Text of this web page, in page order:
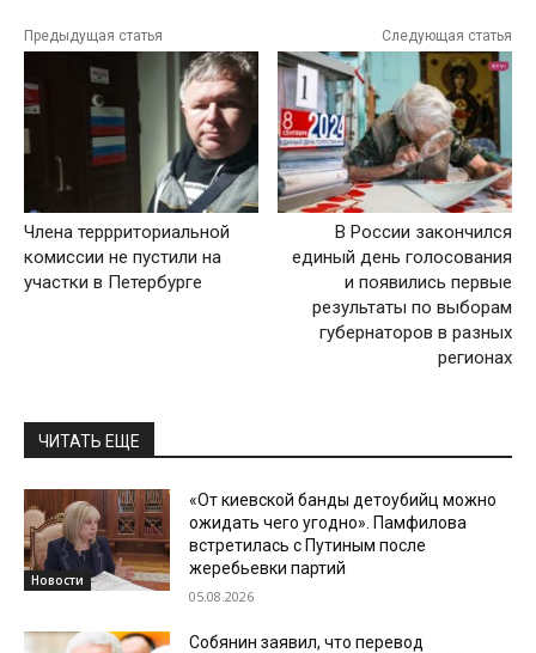
Предыдущая статья
Члена террриториальной
комиссии не пустили на
участки в Петербурге
Следующая статья
В России закончился
единый день голосования
и появились первые
результаты по выборам
губернаторов в разных
регионах
ЧИТАТЬ ЕЩЕ
Новости
«От киевской банды детоубийц можно
ожидать чего угодно». Памфилова
встретилась с Путиным после
жеребьевки партий
05.08.2026
Собянин заявил, что перевод